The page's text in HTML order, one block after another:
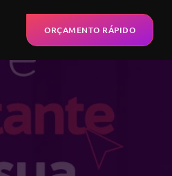
ORÇAMENTO RÁPIDO